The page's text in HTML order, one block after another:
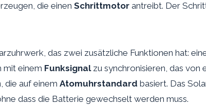
die einen Schrittmotor antreibt. Der
das zwei zusätzliche Funktionen hat:
mit einem Funksignalzu synchronisieren, das von
die auf einem Atomuhrstandard basiert. Das
dass die Batterie gewechselt werden muss.